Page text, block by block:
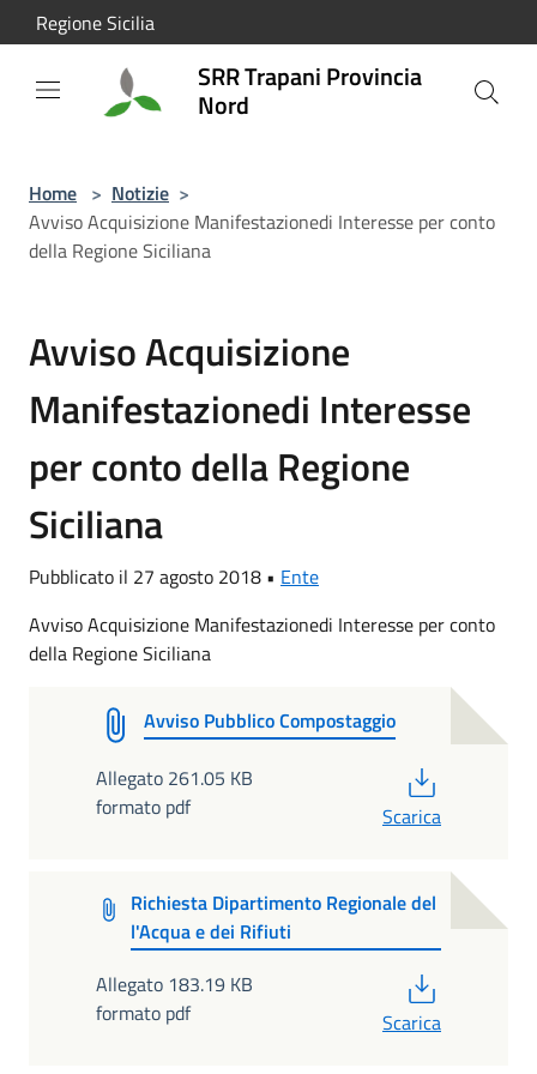
Salta al contenuto principale
Regione Sicilia
SRR Trapani Provincia
Nord
Home > Notizie >
Avviso Acquisizione Manifestazionedi Interesse per conto
della Regione Siciliana
Avviso Acquisizione
Manifestazionedi Interesse
per conto della Regione
Siciliana
Pubblicato il 27 agosto 2018 • Ente
Avviso Acquisizione Manifestazionedi Interesse per conto
della Regione Siciliana
Avviso Pubblico Compostaggio
Allegato 261.05 KB
formato pdf
Scarica
Richiesta Dipartimento Regionale del
l'Acqua e dei Rifiuti
Allegato 183.19 KB
formato pdf
Scarica